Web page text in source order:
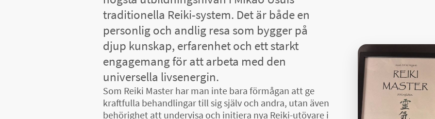
traditionella Reiki-system. Det är både en
personlig och andlig resa som bygger på
djup kunskap, erfarenhet och ett starkt
engagemang för att arbeta med den
universella livsenergin.
Som Reiki Master har man inte bara förmågan att ge
kraftfulla behandlingar till sig själv och andra, utan även
behörighet att undervisa och initiera nya Reiki-utövare i